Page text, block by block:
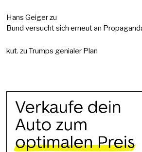
Hans Geigerzu
Bund versucht sich erneut an
kut. zuTrumps genialer Plan